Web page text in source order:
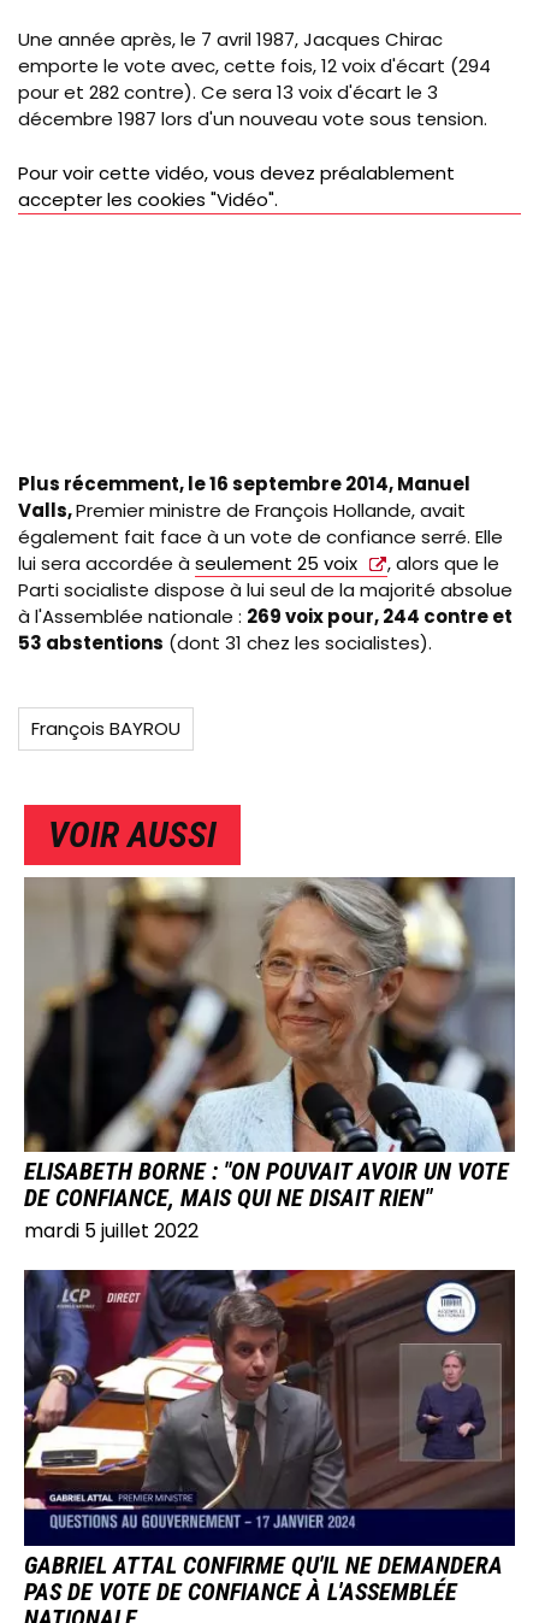
Une année après, le 7 avril 1987, Jacques Chirac
emporte le vote avec, cette fois, 12 voix d'écart (294
pour et 282 contre). Ce sera 13 voix d'écart le 3
décembre 1987 lors d'un nouveau vote sous tension.
Pour voir cette vidéo, vous devez préalablement
accepter les cookies "Vidéo".
Plus récemment, le 16 septembre 2014, Manuel
Valls,Premier ministre de François Hollande, avait
également fait face à un vote de confiance serré. Elle
lui sera accordée à seulement 25 voix
, alors que le
Parti socialiste dispose à lui seul de la majorité absolue
à l'Assemblée nationale : 269 voix pour, 244 contre et
53 abstentions (dont 31 chez les socialistes).
François BAYROU
VOIR AUSSI
IMAGE
ELISABETH BORNE : "ON POUVAIT AVOIR UN VOTE
DE CONFIANCE, MAIS QUI NE DISAIT RIEN"
mardi 5 juillet 2022
IMAGE
GABRIEL ATTAL CONFIRME QU'IL NE DEMANDERA
PAS DE VOTE DE CONFIANCE À L'ASSEMBLÉE